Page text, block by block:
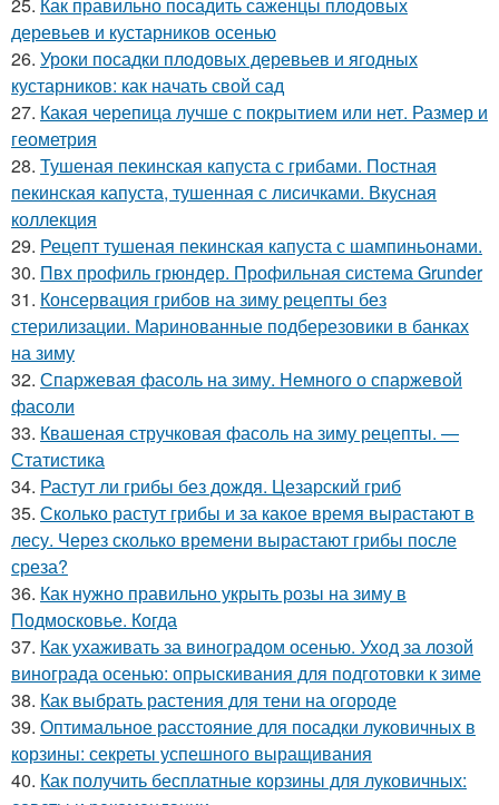
деревьев и кустарников осенью
26. Уроки посадки плодовых деревьев и ягодных
кустарников: как начать свой сад
27. Какая черепица лучше с покрытием или нет. Размер и
геометрия
28. Тушеная пекинская капуста с грибами. Постная
пекинская капуста, тушенная с лисичками. Вкусная
коллекция
29. Рецепт тушеная пекинская капуста с шампиньонами.
30. Пвх профиль грюндер. Профильная система Grunder
31. Консервация грибов на зиму рецепты без
стерилизации. Маринованные подберезовики в банках
на зиму
32. Спаржевая фасоль на зиму. Немного о спаржевой
фасоли
33. Квашеная стручковая фасоль на зиму рецепты. —
Статистика
34. Растут ли грибы без дождя. Цезарский гриб
35. Сколько растут грибы и за какое время вырастают в
лесу. Через сколько времени вырастают грибы после
среза?
36. Как нужно правильно укрыть розы на зиму в
Подмосковье. Когда
37. Как ухаживать за виноградом осенью. Уход за лозой
винограда осенью: опрыскивания для подготовки к зиме
38. Как выбрать растения для тени на огороде
39. Оптимальное расстояние для посадки луковичных в
корзины: секреты успешного выращивания
40. Как получить бесплатные корзины для луковичных: